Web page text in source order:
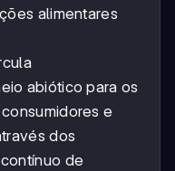
alimentares
abiótico para os
e
dos
de